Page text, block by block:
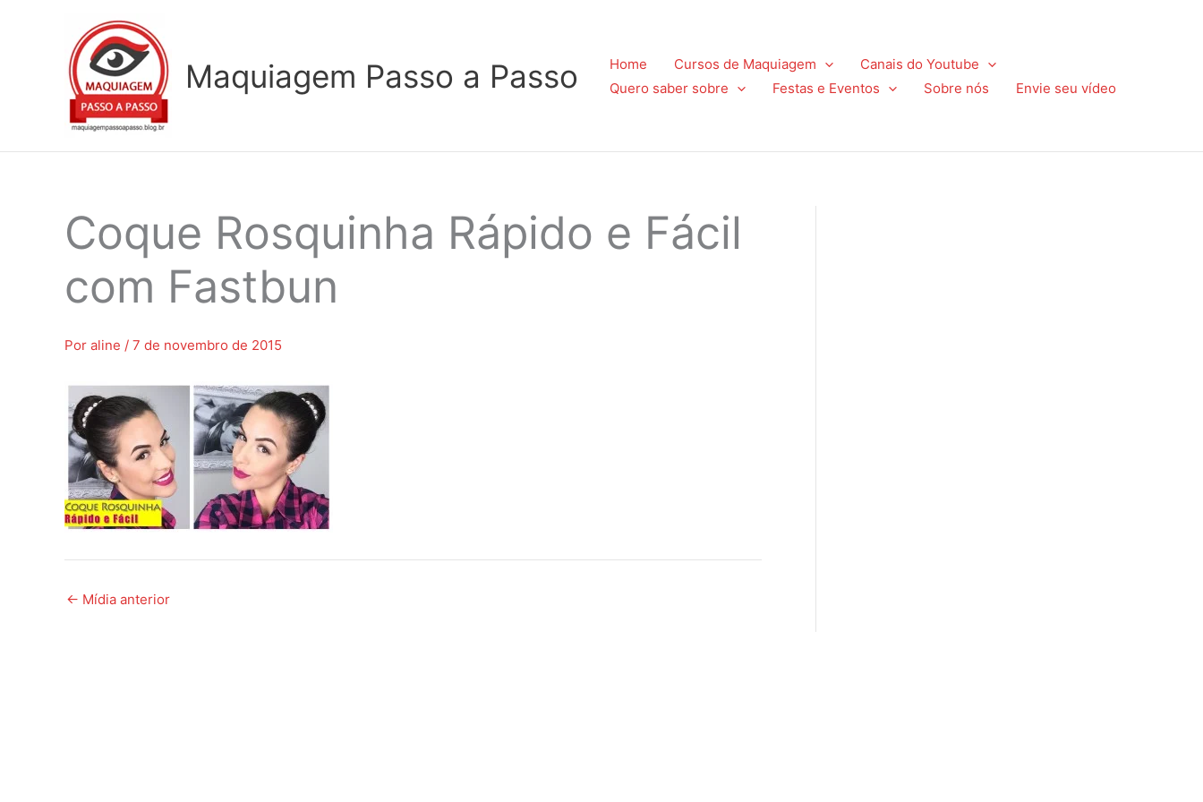
Maquiagem Passo a Passo Home Cursos de Maquiagem
Canais do Youtube
Quero saber sobre
Festas e Eventos Sobre nós Envie seu vídeo
Coque Rosquinha Rápido e Fácil
com Fastbun
Por aline / 7 de novembro de 2015
← Mídia anterior